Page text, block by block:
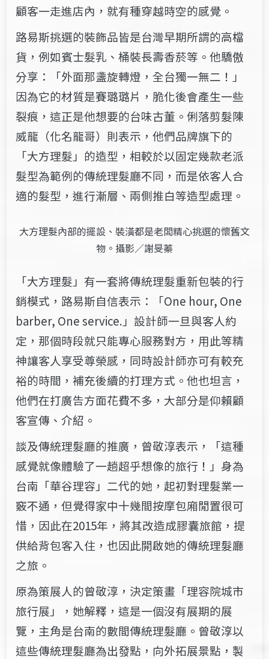
顧客一走進店內，就有種穿越時空的感覺。
路易斯挑選的裝飾品皆是台灣早期所謂的高檔
貨，例如賓士髮乳、桶裝長壽香菸等。他驕傲
分享：「外面那盞旋轉燈，全台獨一無二！」
因為它的材質是賽璐璐片，脆化後會產生一些
裂痕，這正是他想要的台味古董。俐落剪髮陳
威龍（化名龍哥）則表示，他們品牌旗下的
「大方理髮」的造型，相較於以固定幾款老派
髮型為範例的傳統理髮廳不同，而是依客人合
適的髮型，進行漸層、兩側推白等造型處理。
大方理髮內部的擺設、裝潢都是老闆精心挑選的懷舊文
物。攝影／謝旻蓁
「大方理髮」有一套將傳統理髮重新包裝的行
銷模式，路易斯自信表示：「One hour, One
barber, One service.」設計師一旦與客人約
定，那個時段就只能專心服務對方，用此等精
神讓客人享受尊榮感，同時設計師亦可有較充
裕的時間，補充後續的打理方式。他也坦言，
他們在打廣告方面花費不多，大部分是仰賴顧
客宣傳、介紹。
談及傳統理髮廳的推廣，曾敬淳表示，「這種
感覺就像體驗了一趟超乎想像的旅行！」身為
台南「華谷理容」二代的她，起初對理髮業一
竅不通，但覺得家中十幾間按摩包廂閒置很可
惜，因此在2015年，將其改造成膠囊旅館，提
供給背包客入住，也因此開啟她的傳統理髮廳
之旅。
原為策展人的曾敬淳，決定策畫「理容院城市
旅行展」，她解釋，這是一個沒有展期的展
覽，主角是台南的數間傳統理髮廳。曾敬淳以
這些傳統理髮廳為出發點，向外拓展景點，製